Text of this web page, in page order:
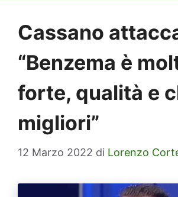
Cassano
“Benzema è
forte, qualità e
migliori”
12 Marzo 2022 di Lorenzo